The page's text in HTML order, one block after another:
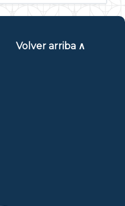
Volver arriba ∧